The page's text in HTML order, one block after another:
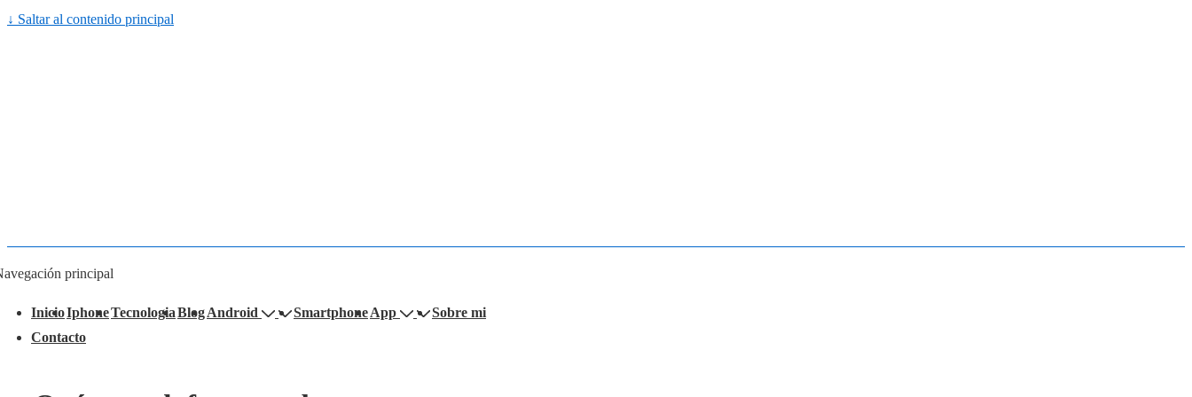
↓ Saltar al contenido principal
principal
InicioIphoneTecnologiaBlogAndroid SmartphoneApp
Sobre mi
Contacto